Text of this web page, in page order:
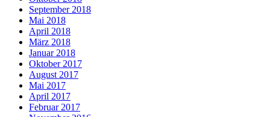
September 2018
Mai 2018
April 2018
März 2018
Januar 2018
Oktober 2017
August 2017
Mai 2017
April 2017
Februar 2017